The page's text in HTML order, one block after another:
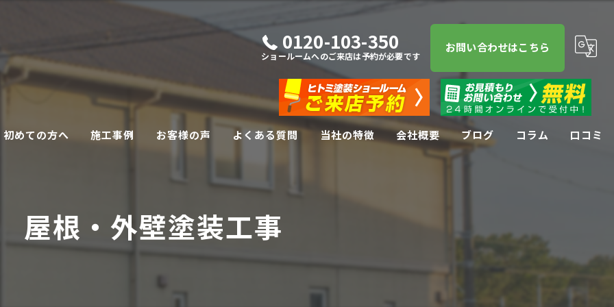
0120-103-350
ショールームへのご来店は予約が必要です
お問い合わせはこちら
初めての方へ 施工事例
外壁・屋根リフォーム
その他リフォーム
お客様の声 よくある質問 当社の特徴 会社概要 ブログ コラム 口コミ
屋根・外壁塗装工事